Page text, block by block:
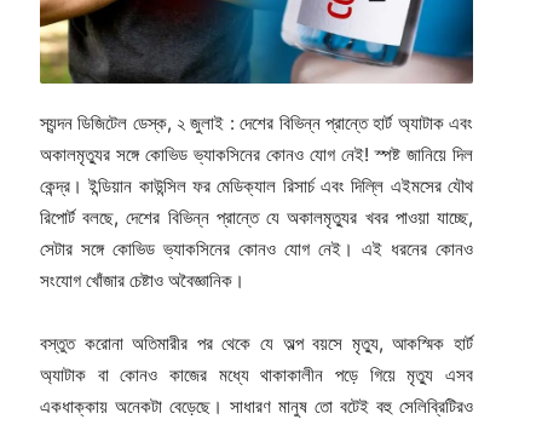
স্যন্দন ডিজিটেল ডেস্ক, ২ জুলাই : দেশের বিভিন্ন প্রান্তে হার্ট অ্যাটাক এবং
অকালমৃত্যুর সঙ্গে কোভিড ভ্যাকসিনের কোনও যোগ নেই! স্পষ্ট জানিয়ে দিল
কেন্দ্র। ইন্ডিয়ান কাউন্সিল ফর মেডিক্যাল রিসার্চ এবং দিল্লি এইমসের যৌথ
রিপোর্ট বলছে, দেশের বিভিন্ন প্রান্তে যে অকালমৃত্যুর খবর পাওয়া যাচ্ছে,
সেটার সঙ্গে কোভিড ভ্যাকসিনের কোনও যোগ নেই। এই ধরনের কোনও
সংযোগ খোঁজার চেষ্টাও অবৈজ্ঞানিক।
বস্তুত করোনা অতিমারীর পর থেকে যে অল্প বয়সে মৃত্যু, আকস্মিক হার্ট
অ্যাটাক বা কোনও কাজের মধ্যে থাকাকালীন পড়ে গিয়ে মৃত্যু এসব
একধাক্কায় অনেকটা বেড়েছে। সাধারণ মানুষ তো বটেই বহু সেলিব্রিটিরও